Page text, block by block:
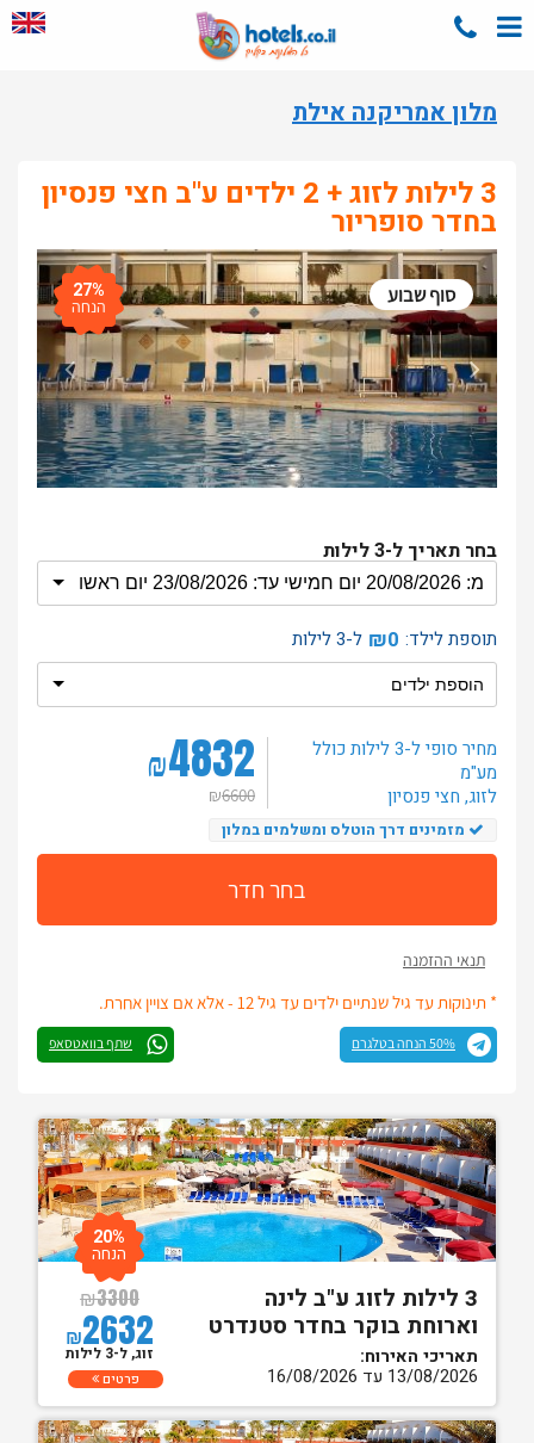
מלון אמריקנה אילת
3 לילות לזוג + 2 ילדים ע"ב חצי פנסיון
בחדר סופריור
סוף שבוע 27%
הנחה
בחר תאריך ל-3 לילות
תוספת לילד: ₪0 ל-3 לילות
₪4832
₪6600
מחיר סופי ל-3 לילות
כולל
מע"מ
לזוג, חצי פנסיון
מזמינים דרך הוטלס ומשלמים במלון
בחר חדר
תנאי ההזמנה
* תינוקות עד גיל שנתיים ילדים עד גיל 12 - אלא אם צויין אחרת.
50% הנחה בטלגרם שתף בוואטסאפ
3 לילות לזוג ע"ב לינה
וארוחת בוקר בחדר סטנדרט
תאריכי האירוח:
13/08/2026 עד 16/08/2026
₪3300
₪2632
20%
הנחה
זוג, ל-3 לילות
פרטים